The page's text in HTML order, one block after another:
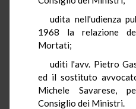
udita nell'udienza
1968 la relazione
Mortati;
uditi l'avv. Pietro
ed il sostituto
Michele Savarese,
Consiglio dei Ministri.